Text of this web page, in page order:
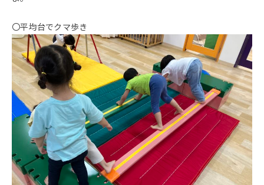
〇平均台でクマ歩き